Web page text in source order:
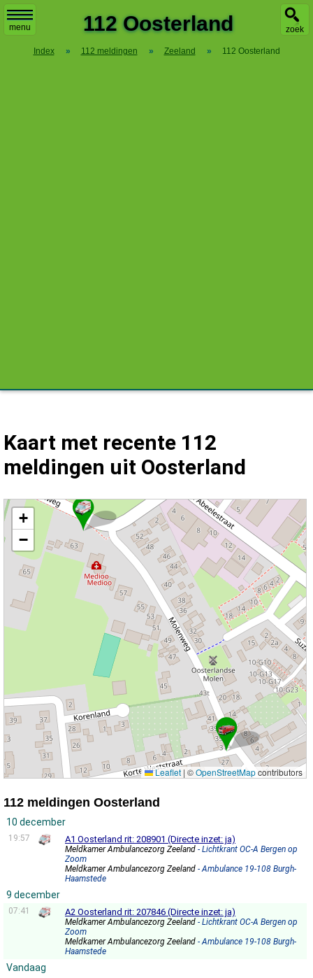
menu zoek
112 Oosterland
Index » 112 meldingen » Zeeland » 112 Oosterland
Kaart met recente 112
meldingen uit Oosterland
Kaart Oosterland met de meest recente 112 meldingen.
+
−
Leaflet | ©OpenStreetMapcontributors
112 meldingen Oosterland
10 december
19:57 A1 Oosterland rit: 208901 (Directe inzet: ja)
Meldkamer Ambulancezorg Zeeland - Lichtkrant OC-A Bergen op
Zoom
Meldkamer Ambulancezorg Zeeland - Ambulance 19-108 Burgh-
Haamstede
9 december
07:41 A2 Oosterland rit: 207846 (Directe inzet: ja)
Meldkamer Ambulancezorg Zeeland - Lichtkrant OC-A Bergen op
Zoom
Meldkamer Ambulancezorg Zeeland - Ambulance 19-108 Burgh-
Haamstede
Vandaag